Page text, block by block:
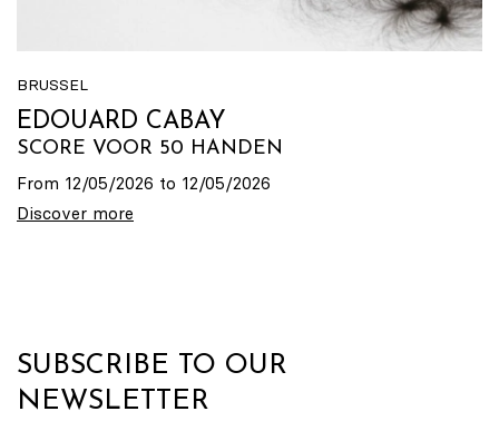
BRUSSEL
EDOUARD CABAY
SCORE VOOR 50 HANDEN
From 12/05/2026 to 12/05/2026
Discover more
SUBSCRIBE TO OUR
NEWSLETTER